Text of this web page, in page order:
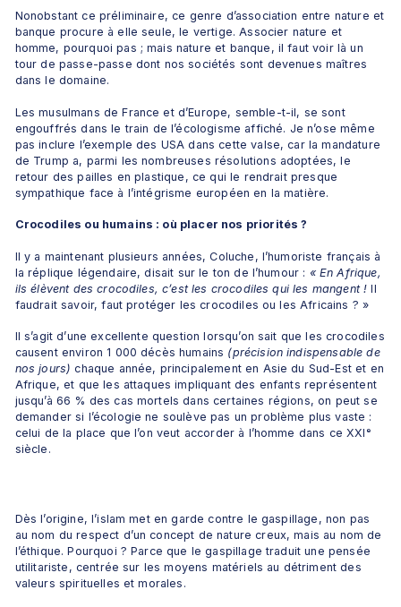
Nonobstant ce préliminaire, ce genre d’association entre nature et
banque procure à elle seule, le vertige. Associer nature et
homme, pourquoi pas ; mais nature et banque, il faut voir là un
tour de passe-passe dont nos sociétés sont devenues maîtres
dans le domaine.
Les musulmans de France et d’Europe, semble-t-il, se sont
engouffrés dans le train de l’écologisme affiché. Je n’ose même
pas inclure l’exemple des USA dans cette valse, car la mandature
de Trump a, parmi les nombreuses résolutions adoptées, le
retour des pailles en plastique, ce qui le rendrait presque
sympathique face à l’intégrisme européen en la matière.
Crocodiles ou humains : où placer nos priorités ?
Il y a maintenant plusieurs années, Coluche, l’humoriste français à
la réplique légendaire, disait sur le ton de l’humour : « En Afrique,
ils élèvent des crocodiles, c’est les crocodiles qui les mangent ! Il
faudrait savoir, faut protéger les crocodiles ou les Africains ? »
Il s’agit d’une excellente question lorsqu’on sait que les crocodiles
causent environ 1 000 décès humains (précision indispensable de
nos jours) chaque année, principalement en Asie du Sud-Est et en
Afrique, et que les attaques impliquant des enfants représentent
jusqu’à 66 % des cas mortels dans certaines régions, on peut se
demander si l’écologie ne soulève pas un problème plus vaste :
celui de la place que l’on veut accorder à l’homme dans ce XXIᵉ
siècle.
Dès l’origine, l’islam met en garde contre le gaspillage, non pas
au nom du respect d’un concept de nature creux, mais au nom de
l’éthique. Pourquoi ? Parce que le gaspillage traduit une pensée
utilitariste, centrée sur les moyens matériels au détriment des
valeurs spirituelles et morales.